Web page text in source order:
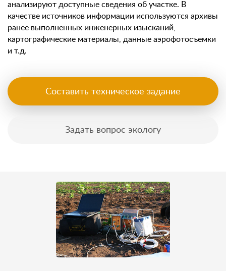
анализируют доступные сведения об участке. В
качестве источников информации используются архивы
ранее выполненных инженерных изысканий,
картографические материалы, данные аэрофотосъемки
и т.д.
Составить техническое задание
Задать вопрос экологу